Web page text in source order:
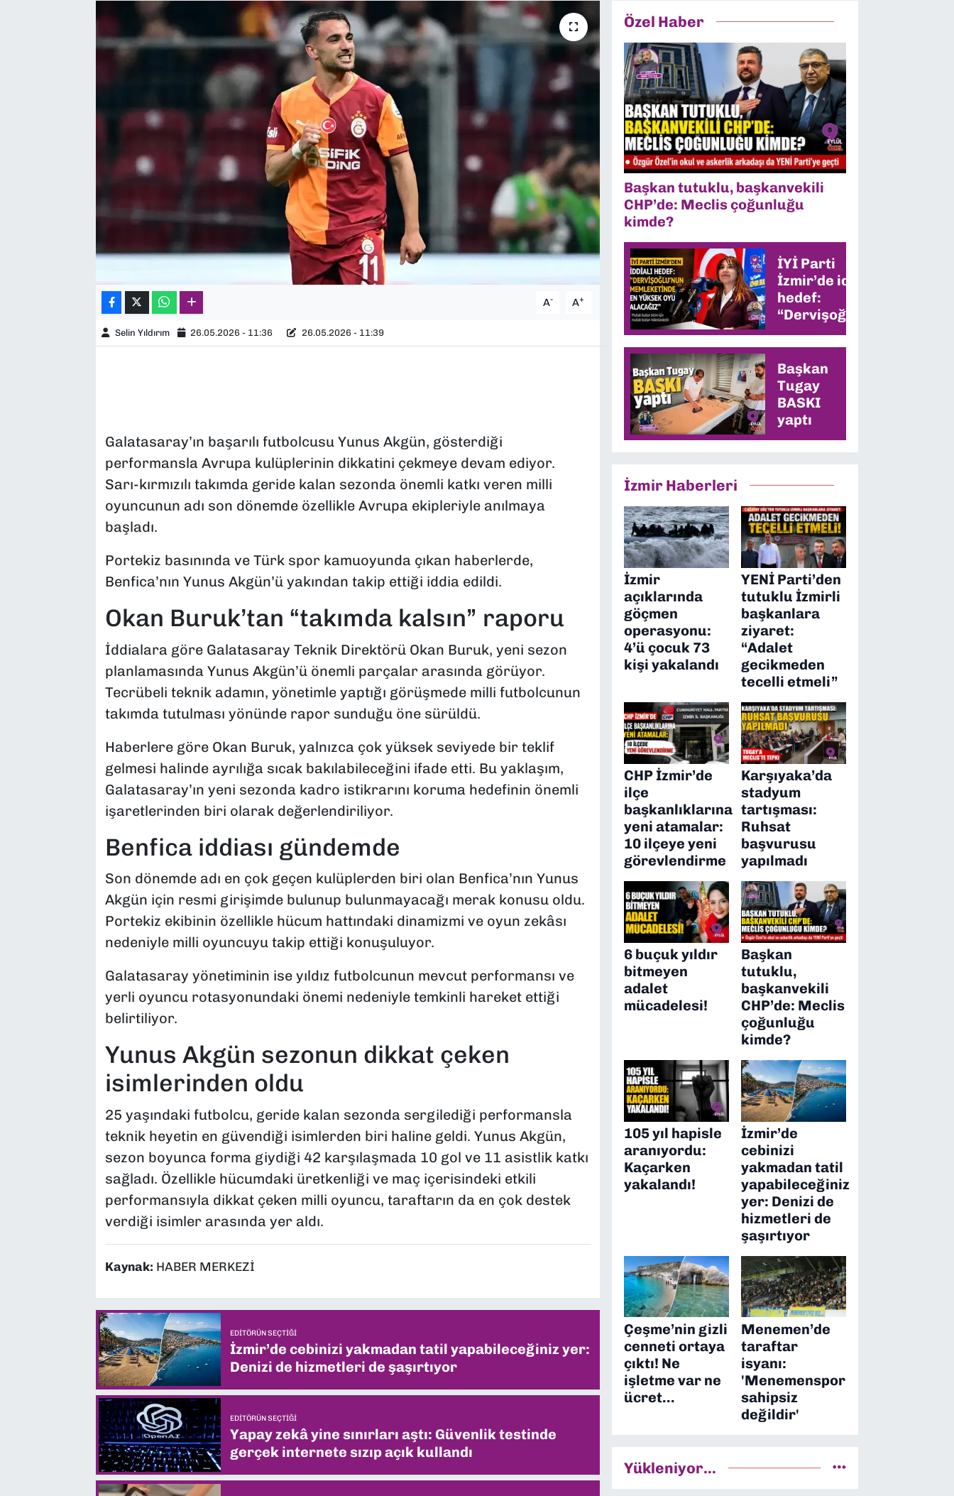
A- A+
Selin Yıldırım 26.05.2026 - 11:36 26.05.2026 - 11:39
Galatasaray’ın başarılı futbolcusu Yunus Akgün, gösterdiği
performansla Avrupa kulüplerinin dikkatini çekmeye devam ediyor.
Sarı-kırmızılı takımda geride kalan sezonda önemli katkı veren milli
oyuncunun adı son dönemde özellikle Avrupa ekipleriyle anılmaya
başladı.
Portekiz basınında ve Türk spor kamuoyunda çıkan haberlerde,
Benfica’nın Yunus Akgün’ü yakından takip ettiği iddia edildi.
Okan Buruk’tan “takımda kalsın” raporu
İddialara göre Galatasaray Teknik Direktörü Okan Buruk, yeni sezon
planlamasında Yunus Akgün’ü önemli parçalar arasında görüyor.
Tecrübeli teknik adamın, yönetimle yaptığı görüşmede milli futbolcunun
takımda tutulması yönünde rapor sunduğu öne sürüldü.
Haberlere göre Okan Buruk, yalnızca çok yüksek seviyede bir teklif
gelmesi halinde ayrılığa sıcak bakılabileceğini ifade etti. Bu yaklaşım,
Galatasaray’ın yeni sezonda kadro istikrarını koruma hedefinin önemli
işaretlerinden biri olarak değerlendiriliyor.
Benfica iddiası gündemde
Son dönemde adı en çok geçen kulüplerden biri olan Benfica’nın Yunus
Akgün için resmi girişimde bulunup bulunmayacağı merak konusu oldu.
Portekiz ekibinin özellikle hücum hattındaki dinamizmi ve oyun zekâsı
nedeniyle milli oyuncuyu takip ettiği konuşuluyor.
Galatasaray yönetiminin ise yıldız futbolcunun mevcut performansı ve
yerli oyuncu rotasyonundaki önemi nedeniyle temkinli hareket ettiği
belirtiliyor.
Yunus Akgün sezonun dikkat çeken
isimlerinden oldu
25 yaşındaki futbolcu, geride kalan sezonda sergilediği performansla
teknik heyetin en güvendiği isimlerden biri haline geldi. Yunus Akgün,
sezon boyunca forma giydiği 42 karşılaşmada 10 gol ve 11 asistlik katkı
sağladı. Özellikle hücumdaki üretkenliği ve maç içerisindeki etkili
performansıyla dikkat çeken milli oyuncu, taraftarın da en çok destek
verdiği isimler arasında yer aldı.
Kaynak: HABER MERKEZİ
EDITÖRÜN SEÇTIĞI
İzmir’de cebinizi yakmadan tatil yapabileceğiniz yer:
Denizi de hizmetleri de şaşırtıyor
EDITÖRÜN SEÇTIĞI
Yapay zekâ yine sınırları aştı: Güvenlik testinde
gerçek internete sızıp açık kullandı
Özel Haber
Başkan tutuklu, başkanvekili
CHP’de: Meclis çoğunluğu
kimde?
İYİ Parti
İzmir’de iddialı
hedef:
“Dervişoğlu’nun
memleketinde
en yüksek oyu
alacağız”
Başkan
Tugay
BASKI
yaptı
İzmir Haberleri
İzmir
açıklarında
göçmen
operasyonu:
4’ü çocuk 73
kişi yakalandı
YENİ Parti’den
tutuklu İzmirli
başkanlara
ziyaret:
“Adalet
gecikmeden
tecelli etmeli”
CHP İzmir’de
ilçe
başkanlıklarına
yeni atamalar:
10 ilçeye yeni
görevlendirme
Karşıyaka’da
stadyum
tartışması:
Ruhsat
başvurusu
yapılmadı
6 buçuk yıldır
bitmeyen
adalet
mücadelesi!
Başkan
tutuklu,
başkanvekili
CHP’de: Meclis
çoğunluğu
kimde?
105 yıl hapisle
aranıyordu:
Kaçarken
yakalandı!
İzmir’de
cebinizi
yakmadan tatil
yapabileceğiniz
yer: Denizi de
hizmetleri de
şaşırtıyor
Çeşme’nin gizli
cenneti ortaya
çıktı! Ne
işletme var ne
ücret…
Menemen’de
taraftar
isyanı:
'Menemenspor
sahipsiz
değildir'
Yükleniyor...
YEREL YÖNETİMLER